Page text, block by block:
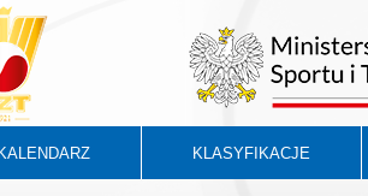
KALENDARZ KLASYFIKACJE